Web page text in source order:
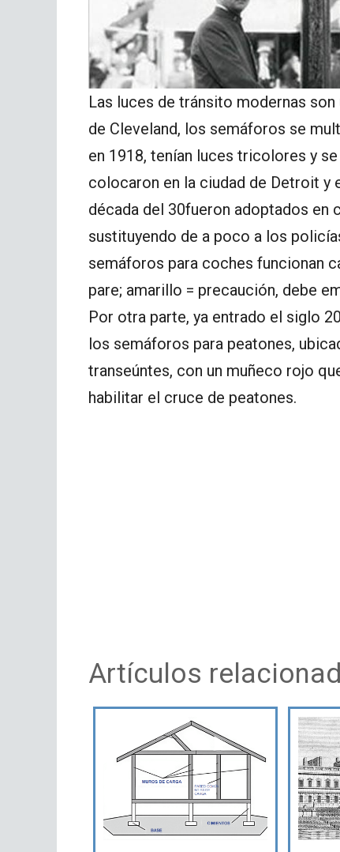
Las luces de tránsito modernas
de Cleveland, los semáforos se
en 1918, tenían luces tricolores y
colocaron en la ciudad de Detroit y
década del 30fueron adoptados en
sustituyendo de a poco a los
semáforos para coches funcionan
pare; amarillo = precaución, debe
Por otra parte, ya entrado el siglo
los semáforos para peatones,
transeúntes, con un muñeco rojo
habilitar el cruce de peatones.
Artículos